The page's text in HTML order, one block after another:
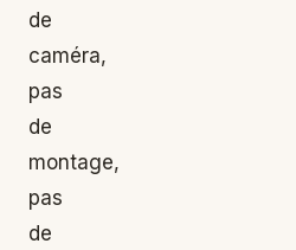
de
caméra,
pas
de
montage,
pas
de